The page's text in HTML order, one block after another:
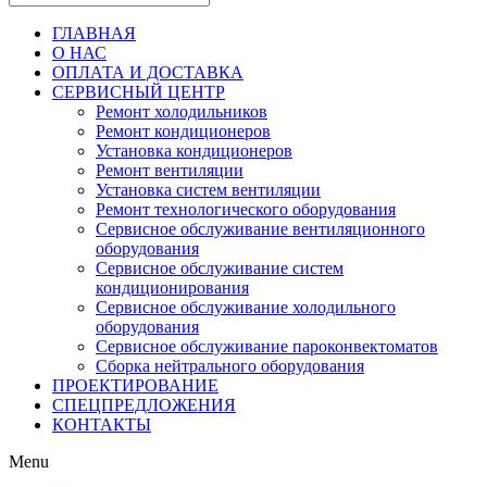
ГЛАВНАЯ
О НАС
ОПЛАТА И ДОСТАВКА
СЕРВИСНЫЙ ЦЕНТР
Ремонт холодильников
Ремонт кондиционеров
Установка кондиционеров
Ремонт вентиляции
Установка систем вентиляции
Ремонт технологического оборудования
Cервисное обслуживание вентиляционного
оборудования
Cервисное обслуживание систем
кондиционирования
Cервисное обслуживание холодильного
оборудования
Сервисное обслуживание пароконвектоматов
Сборка нейтрального оборудования
ПРОЕКТИРОВАНИЕ
СПЕЦПРЕДЛОЖЕНИЯ
КОНТАКТЫ
Menu